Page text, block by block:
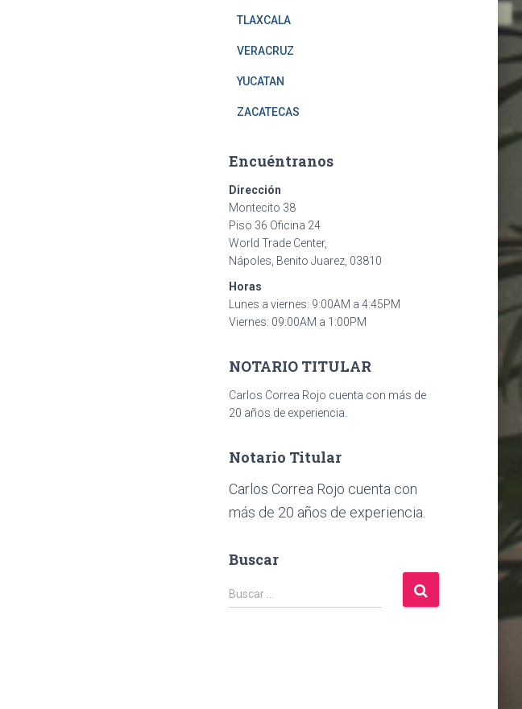
TLAXCALA
VERACRUZ
YUCATAN
ZACATECAS
Encuéntranos
Dirección
Montecito 38
Piso 36 Oficina 24
World Trade Center,
Nápoles, Benito Juarez, 03810
Horas
Lunes a viernes: 9:00AM a 4:45PM
Viernes: 09:00AM a 1:00PM
NOTARIO TITULAR
Carlos Correa Rojo cuenta con más de
20 años de experiencia.
Notario Titular
Carlos Correa Rojo cuenta con
más de 20 años de experiencia.
Buscar
B
u
Buscar …